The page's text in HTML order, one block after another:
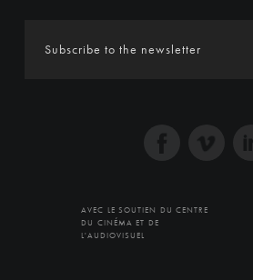
AVEC LE SOUTIEN DU CENTRE
DU CINÉMA ET DE
L'AUDIOVISUEL